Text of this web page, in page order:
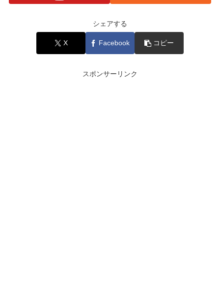
シェアする
X Facebook コピー
スポンサーリンク